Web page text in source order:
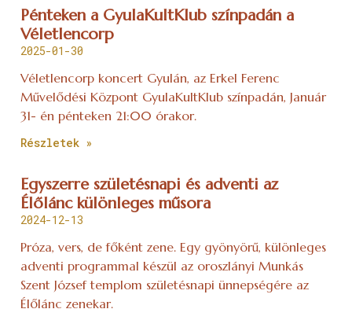
Pénteken a GyulaKultKlub színpadán a
Véletlencorp
2025-01-30
Véletlencorp koncert Gyulán, az Erkel Ferenc
Művelődési Központ GyulaKultKlub színpadán, Január
31- én pénteken 21:00 órakor.
Részletek »
Egyszerre születésnapi és adventi az
Élőlánc különleges műsora
2024-12-13
Próza, vers, de főként zene. Egy gyönyörű, különleges
adventi programmal készül az oroszlányi Munkás
Szent József templom születésnapi ünnepségére az
Élőlánc zenekar.